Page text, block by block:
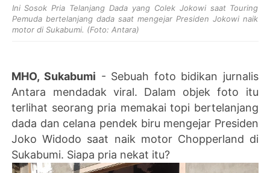
Ini Sosok Pria Telanjang Dada yang Colek Jokowi saat Touring
Pemuda bertelanjang dada saat mengejar Presiden Jokowi naik
motor di Sukabumi. (Foto: Antara)
MHO, Sukabumi - Sebuah foto bidikan jurnalis
Antara mendadak viral. Dalam objek foto itu
terlihat seorang pria memakai topi bertelanjang
dada dan celana pendek biru mengejar Presiden
Joko Widodo saat naik motor Chopperland di
Sukabumi. Siapa pria nekat itu?